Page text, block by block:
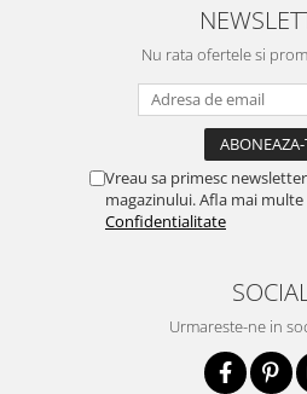
Nu rata ofertele si
Vreau sa primesc
magazinului. Afla mai multe
Confidentialitate
Urmareste-ne in